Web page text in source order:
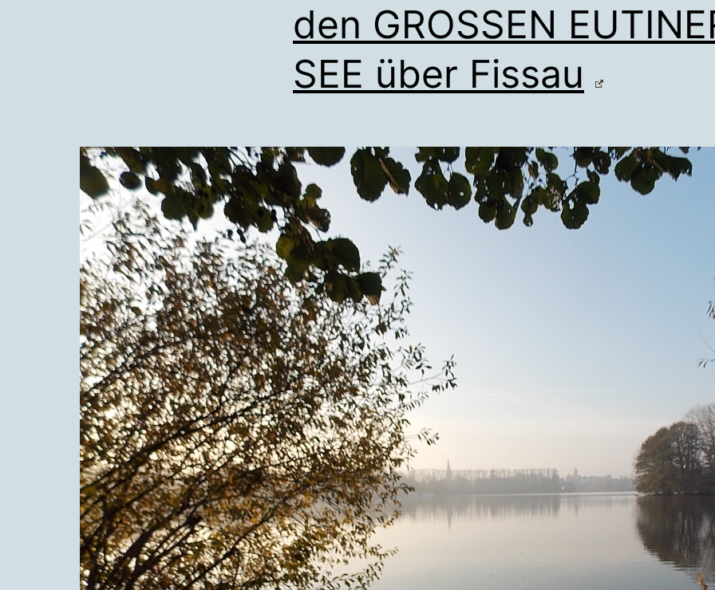
den GROSSEN
SEE über Fissau